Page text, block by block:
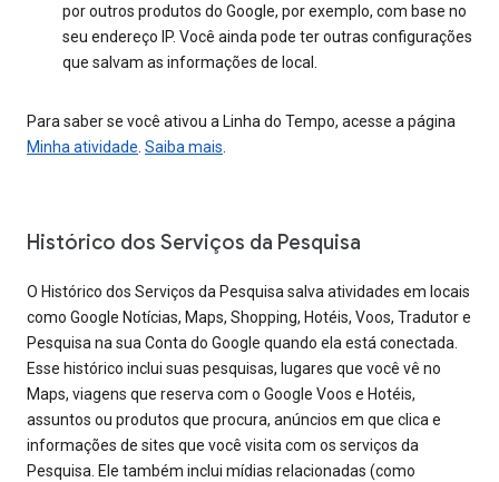
por outros produtos do Google, por exemplo, com base no
seu endereço IP. Você ainda pode ter outras configurações
que salvam as informações de local.
Para saber se você ativou a Linha do Tempo, acesse a página
Minha atividade. Saiba mais.
Histórico dos Serviços da Pesquisa
O Histórico dos Serviços da Pesquisa salva atividades em locais
como Google Notícias, Maps, Shopping, Hotéis, Voos, Tradutor e
Pesquisa na sua Conta do Google quando ela está conectada.
Esse histórico inclui suas pesquisas, lugares que você vê no
Maps, viagens que reserva com o Google Voos e Hotéis,
assuntos ou produtos que procura, anúncios em que clica e
informações de sites que você visita com os serviços da
Pesquisa. Ele também inclui mídias relacionadas (como